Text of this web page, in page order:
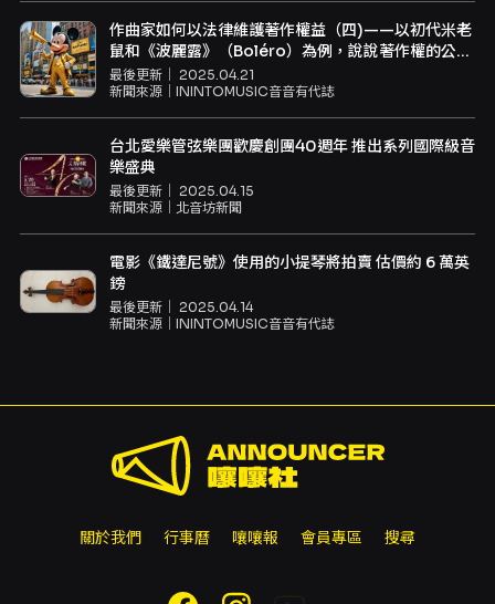
作曲家如何以法律維護著作權益（四)——以初代米老
鼠和《波麗露》（Boléro）為例，說說著作權的公共
財產是怎麼回事！
最後更新｜ 2025.04.21
新聞來源｜ ININTOMUSIC音音有代誌
台北愛樂管弦樂團歡慶創團40週年 推出系列國際級音
樂盛典
最後更新｜ 2025.04.15
新聞來源｜ 北音坊新聞
電影《鐵達尼號》使用的小提琴將拍賣 估價約 6 萬英
鎊
最後更新｜ 2025.04.14
新聞來源｜ ININTOMUSIC音音有代誌
關於我們 行事曆 嚷嚷報 會員專區 搜尋